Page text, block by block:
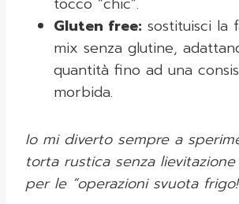
Gluten free: sostituisci la
mix senza glutine,
quantità fino ad una
morbida.
Io mi diverto sempre a
torta rustica senza
per le “operazioni svuota